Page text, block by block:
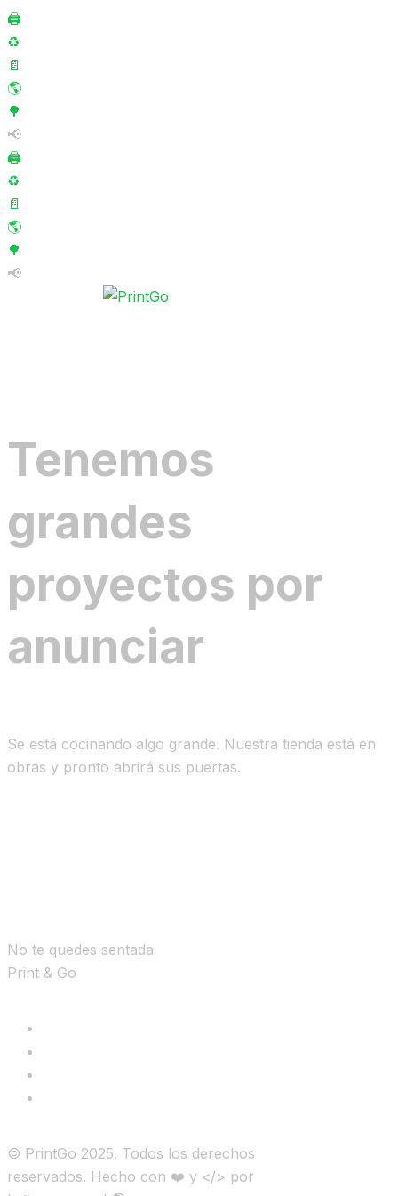
🖨️
♻️
📄
🌎
🌳
📢
🖨️
♻️
📄
🌎
🌳
📢
Tenemos
grandes
proyectos por
anunciar
Se está cocinando algo grande. Nuestra tienda está en
obras y pronto abrirá sus puertas.
No te quedes sentada
Print & Go
© PrintGo 2025. Todos los derechos
reservados. Hecho con ❤️ y </> por